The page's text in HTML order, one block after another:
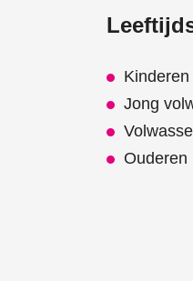
Kinderen
Jong
Ouderen